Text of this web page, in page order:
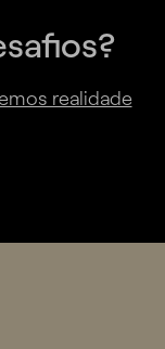
realidade